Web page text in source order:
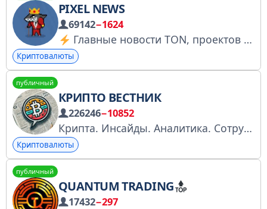
PIXEL NEWS
69142−1624
Главные новости TON, проектов и коллекций Pixel God. Chat(RU): @sharks_community
Криптовалюты
публичный
КРИПТО ВЕСТНИК
226246−10852
Крипта. Инсайды. Аналитика. Сотрудничество — @TGowner999 Больше информации о нашей сети: https://t.me/TGownerTOP
Криптовалюты
публичный
QUANTUM TRADING
17432−297